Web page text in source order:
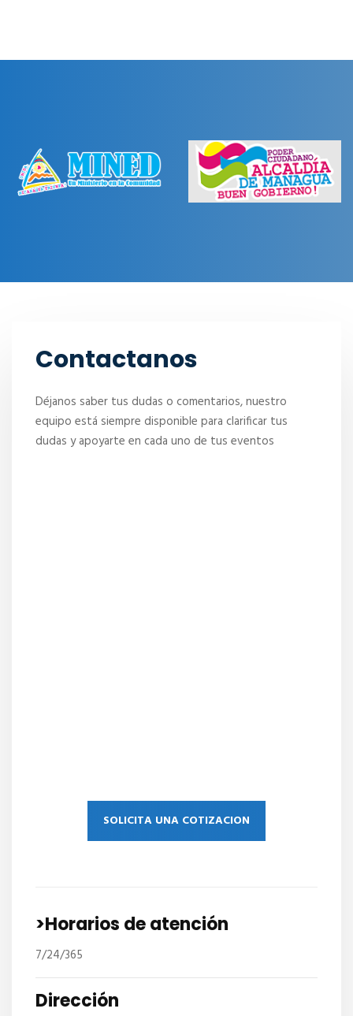
Contactanos
Déjanos saber tus dudas o comentarios, nuestro
equipo está siempre disponible para clarificar tus
dudas y apoyarte en cada uno de tus eventos
SOLICITA UNA COTIZACION
>Horarios de atención
7/24/365
Dirección